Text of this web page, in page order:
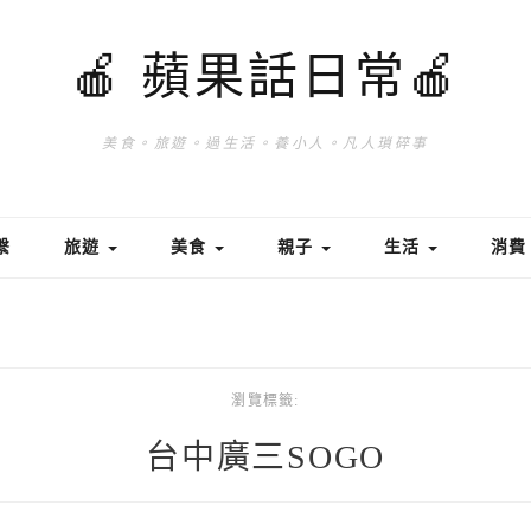
🍎 蘋果話日常🍎
美食。旅遊。過生活。養小人。凡人瑣碎事
旅遊 美食 親子 生活 消費
瀏覽標籤:
台中廣三SOGO